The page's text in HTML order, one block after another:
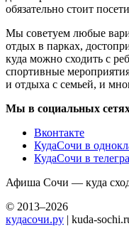
обязательно стоит
Мы советуем любые
отдых в парках,
куда можно сходить с
спортивные
и отдыха с семьей, и
Мы в социальных
Вконтакте
КудаСочи в
КудаСочи в
Афиша Сочи — куда
© 2013–2026
кудасочи.ру | kuda-